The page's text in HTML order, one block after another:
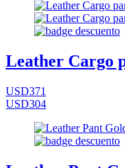
Leather Cargo
USD371
USD304